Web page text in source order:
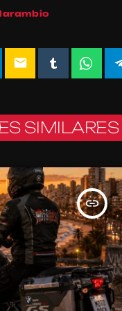
email
SIMILARES
insert_link